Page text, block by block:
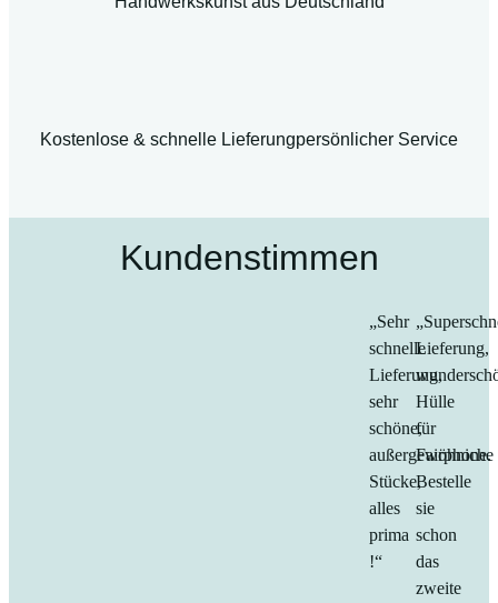
Kostenlose & schnelle Lieferungpersönlicher Service
Kundenstimmen
„Sehr
schnelle
Lieferung,
sehr
schöne,
außergewöhniche
Stücke,
alles
prima
!“
Lieferung,
Hülle
für
Fairphone.
Bestelle
sie
schon
das
zweite